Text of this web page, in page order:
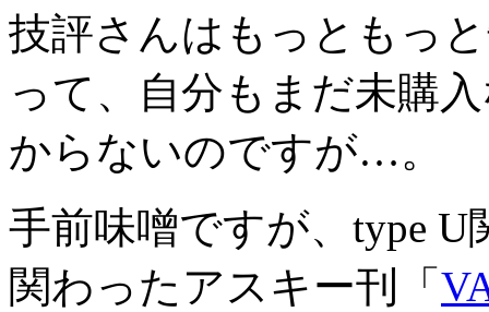
技評さんはもっともっ
って、自分もまだ未購
からないのですが…。
手前味噌ですが、type
関わったアスキー刊「